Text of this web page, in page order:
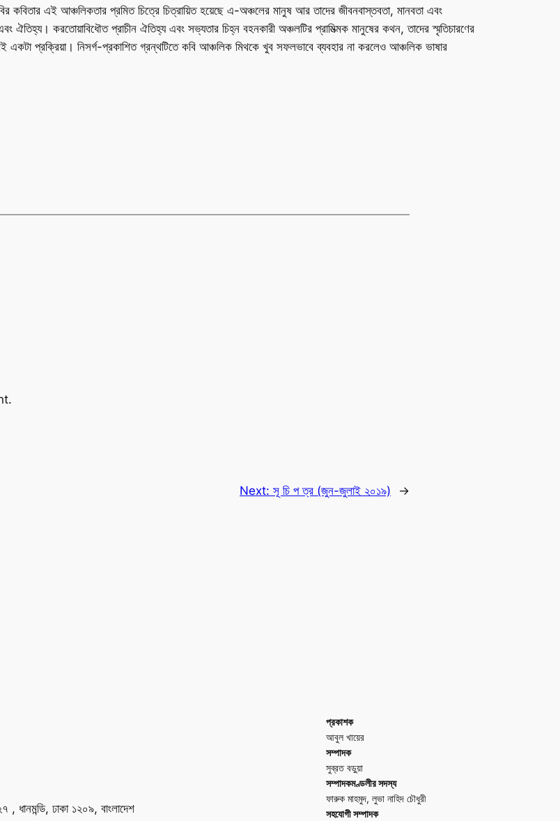
কবিতার এই আঞ্চলিকতার প্রমিত চিত্রে চিত্রায়িত হয়েছে এ-অঞ্চলের মানুষ আর তাদের জীবনবাস্তবতা, মানবতা এবং
ঐতিহ্য। করতোয়াবিধৌত প্রাচীন ঐতিহ্য এবং সভ্যতার চিহ্ন বহনকারী অঞ্চলটির প্রামিত্মক মানুষের কথন, তাদের স্মৃতিচারণের
প্রক্রিয়া। নিসর্গ-প্রকাশিত গ্রন্থটিতে কবি আঞ্চলিক মিথকে খুব সফলভাবে ব্যবহার না করলেও আঞ্চলিক ভাষার
Next: সূ চি প ত্র (জুন-জুলাই ২০১৯) →
, ধানমন্ডি, ঢাকা ১২০৯, বাংলাদেশ
প্রকাশক
আবুল খায়ের
সম্পাদক
সুব্রত বড়ুয়া
সম্পাদকমণ্ডলীর সদস্য
ফারুক মাহমুদ, লুভা নাহিদ চৌধুরী
সহযোগী সম্পাদক